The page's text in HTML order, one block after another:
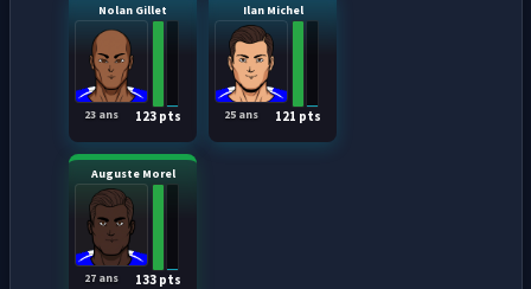
Nolan Gillet
123 pts
23 ans
Ilan Michel
121 pts
25 ans
Auguste Morel
133 pts
27 ans